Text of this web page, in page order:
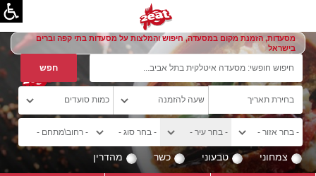
מסעדות, הזמנת מקום במסעדה, חיפוש והמלצות על מסעדות בתי קפה וברים
בישראל
צמחוני טבעוני כשר מהדרין